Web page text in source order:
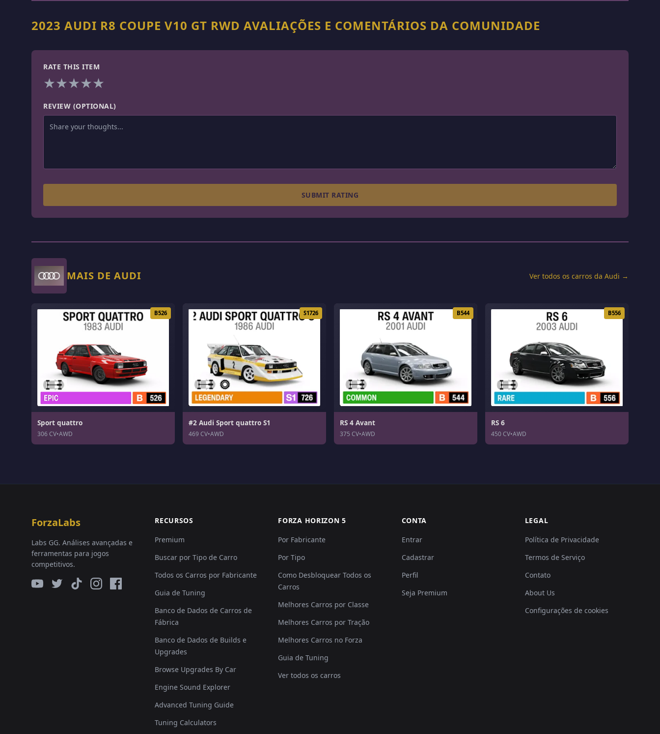
2023 AUDI R8 COUPE V10 GT RWD AVALIAÇÕES E COMENTÁRIOS DA COMUNIDADE
RATE THIS ITEM
★★★★★
REVIEW (OPTIONAL)
SUBMIT RATING
MAIS DE AUDI Ver todos os carros da Audi →
B526
Sport quattro
306 CV•AWD
S1726
#2 Audi Sport quattro S1
469 CV•AWD
B544
RS 4 Avant
375 CV•AWD
B556
RS 6
450 CV•AWD
ForzaLabs
Labs GG. Análises avançadas e
ferramentas para jogos
competitivos.
RECURSOS
Premium
Buscar por Tipo de Carro
Todos os Carros por Fabricante
Guia de Tuning
Banco de Dados de Carros de
Fábrica
Banco de Dados de Builds e
Upgrades
Browse Upgrades By Car
Engine Sound Explorer
Advanced Tuning Guide
Tuning Calculators
FORZA HORIZON 5
Por Fabricante
Por Tipo
Como Desbloquear Todos os
Carros
Melhores Carros por Classe
Melhores Carros por Tração
Melhores Carros no Forza
Guia de Tuning
Ver todos os carros
CONTA
Entrar
Cadastrar
Perfil
Seja Premium
LEGAL
Política de Privacidade
Termos de Serviço
Contato
About Us
Configurações de cookies